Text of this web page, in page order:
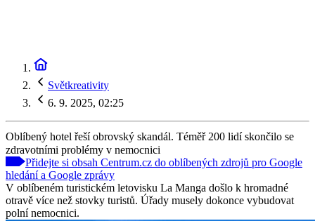
Světkreativity
6. 9. 2025, 02:25
Oblíbený hotel řeší obrovský skandál. Téměř 200 lidí skončilo se
zdravotními problémy v nemocnici
Přidejte si obsah Centrum.cz do oblíbených zdrojů pro Google
hledání a Google zprávy
V oblíbeném turistickém letovisku La Manga došlo k hromadné
otravě více než stovky turistů. Úřady musely dokonce vybudovat
polní nemocnici.